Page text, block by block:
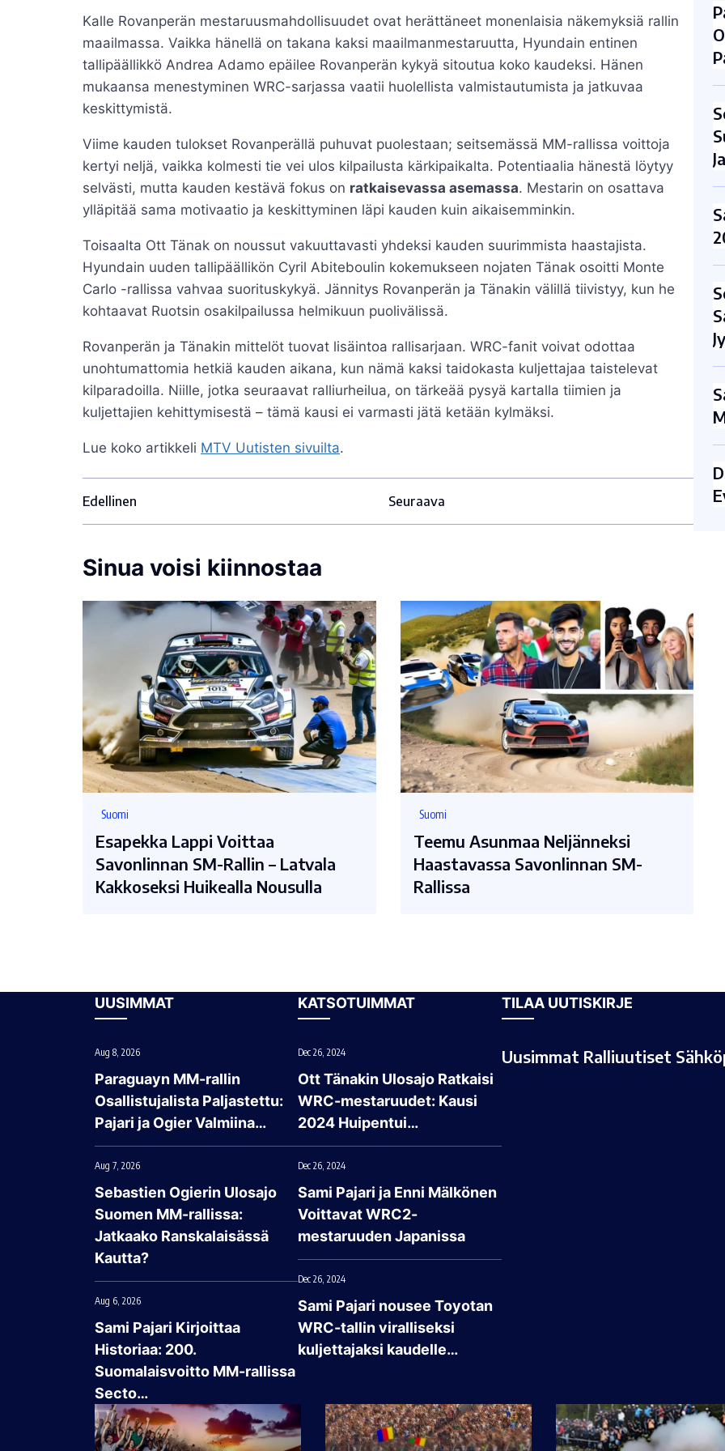
Kalle Rovanperän mestaruusmahdollisuudet ovat herättäneet monenlaisia näkemyksiä rallin
maailmassa. Vaikka hänellä on takana kaksi maailmanmestaruutta, Hyundain entinen
tallipäällikkö Andrea Adamo epäilee Rovanperän kykyä sitoutua koko kaudeksi. Hänen
mukaansa menestyminen WRC-sarjassa vaatii huolellista valmistautumista ja jatkuvaa
keskittymistä.
Viime kauden tulokset Rovanperällä puhuvat puolestaan; seitsemässä MM-rallissa voittoja
kertyi neljä, vaikka kolmesti tie vei ulos kilpailusta kärkipaikalta. Potentiaalia hänestä löytyy
selvästi, mutta kauden kestävä fokus on ratkaisevassa asemassa. Mestarin on osattava
ylläpitää sama motivaatio ja keskittyminen läpi kauden kuin aikaisemminkin.
Toisaalta Ott Tänak on noussut vakuuttavasti yhdeksi kauden suurimmista haastajista.
Hyundain uuden tallipäällikön Cyril Abiteboulin kokemukseen nojaten Tänak osoitti Monte
Carlo -rallissa vahvaa suorituskykyä. Jännitys Rovanperän ja Tänakin välillä tiivistyy, kun he
kohtaavat Ruotsin osakilpailussa helmikuun puolivälissä.
Rovanperän ja Tänakin mittelöt tuovat lisäintoa rallisarjaan. WRC-fanit voivat odottaa
unohtumattomia hetkiä kauden aikana, kun nämä kaksi taidokasta kuljettajaa taistelevat
kilparadoilla. Niille, jotka seuraavat ralliurheilua, on tärkeää pysyä kartalla tiimien ja
kuljettajien kehittymisestä – tämä kausi ei varmasti jätä ketään kylmäksi.
Lue koko artikkeli MTV Uutisten sivuilta.
Edellinen Seuraava
Sinua voisi kiinnostaa
Suomi
Esapekka Lappi Voittaa
Savonlinnan SM-Rallin – Latvala
Kakkoseksi Huikealla Nousulla
Suomi
Teemu Asunmaa Neljänneksi
Haastavassa Savonlinnan SM-
Rallissa
UUSIMMAT
Aug 8, 2026
Paraguayn MM-rallin
Osallistujalista Paljastettu:
Pajari ja Ogier Valmiina…
Aug 7, 2026
Sebastien Ogierin Ulosajo
Suomen MM-rallissa:
Jatkaako Ranskalaisässä
Kautta?
Aug 6, 2026
Sami Pajari Kirjoittaa
Historiaa: 200.
Suomalaisvoitto MM-rallissa
Secto…
KATSOTUIMMAT
Dec 26, 2024
Ott Tänakin Ulosajo Ratkaisi
WRC-mestaruudet: Kausi
2024 Huipentui…
Dec 26, 2024
Sami Pajari ja Enni Mälkönen
Voittavat WRC2-
mestaruuden Japanissa
Dec 26, 2024
Sami Pajari nousee Toyotan
WRC-tallin viralliseksi
kuljettajaksi kaudelle…
TILAA UUTISKIRJE
Uusimmat Ralliuutiset